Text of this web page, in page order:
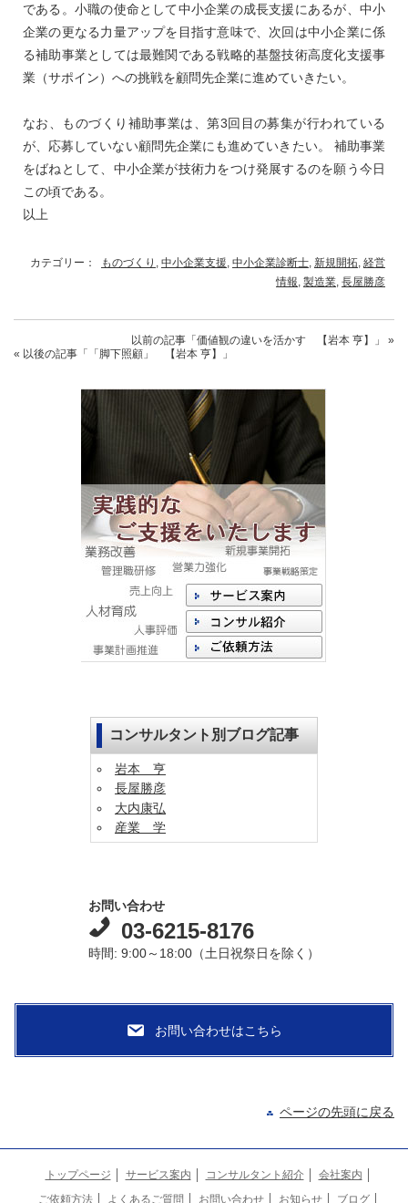
である。小職の使命として中小企業の成長支援にあるが、中小
企業の更なる力量アップを目指す意味で、次回は中小企業に係
る補助事業としては最難関である戦略的基盤技術高度化支援事
業（サポイン）への挑戦を顧問先企業に進めていきたい。
なお、ものづくり補助事業は、第3回目の募集が行われている
が、応募していない顧問先企業にも進めていきたい。 補助事業
をばねとして、中小企業が技術力をつけ発展するのを願う今日
この頃である。
以上
カテゴリー： ものづくり 中小企業支援 中小企業診断士 新規開拓 経営
情報 製造業 長屋勝彦
以前の記事 「価値観の違いを活かす 【岩本 亨】」
»
« 以後の記事 「「脚下照顧」 【岩本 亨】」
コンサルタント別ブログ記事
岩本 亨
長屋勝彦
大内康弘
産業 学
お問い合わせ
03-6215-8176
時間: 9:00～18:00（土日祝祭日を除く）
ページの先頭に戻る
トップページ サービス案内 コンサルタント紹介
会社案内
ご依頼方法
よくあるご質問 お問い合わせ お知らせ ブログ